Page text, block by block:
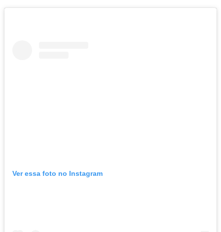
Ver essa foto no Instagram